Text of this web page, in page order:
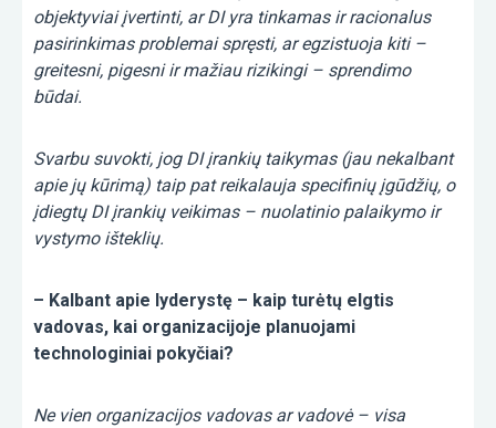
objektyviai įvertinti, ar DI yra tinkamas ir racionalus
pasirinkimas problemai spręsti, ar egzistuoja kiti –
greitesni, pigesni ir mažiau rizikingi – sprendimo
būdai.
Svarbu suvokti, jog DI įrankių taikymas (jau nekalbant
apie jų kūrimą) taip pat reikalauja specifinių įgūdžių, o
įdiegtų DI įrankių veikimas – nuolatinio palaikymo ir
vystymo išteklių.
– Kalbant apie lyderystę – kaip turėtų elgtis
vadovas, kai organizacijoje planuojami
technologiniai pokyčiai?
Ne vien organizacijos vadovas ar vadovė – visa